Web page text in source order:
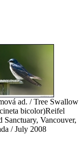
ad. / Tree Swallow
bicolor)Reifel
Vancouver,
/ July 2008